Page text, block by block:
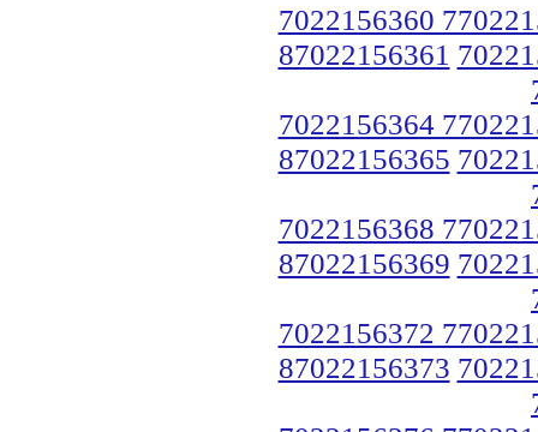
7022156360
87022156361
7022156364
87022156365
7022156368
87022156369
7022156372
87022156373